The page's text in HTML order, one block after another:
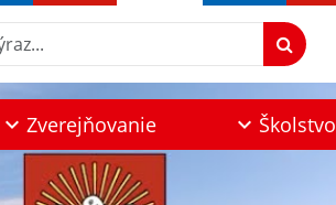
Zverejňovanie Školstvo